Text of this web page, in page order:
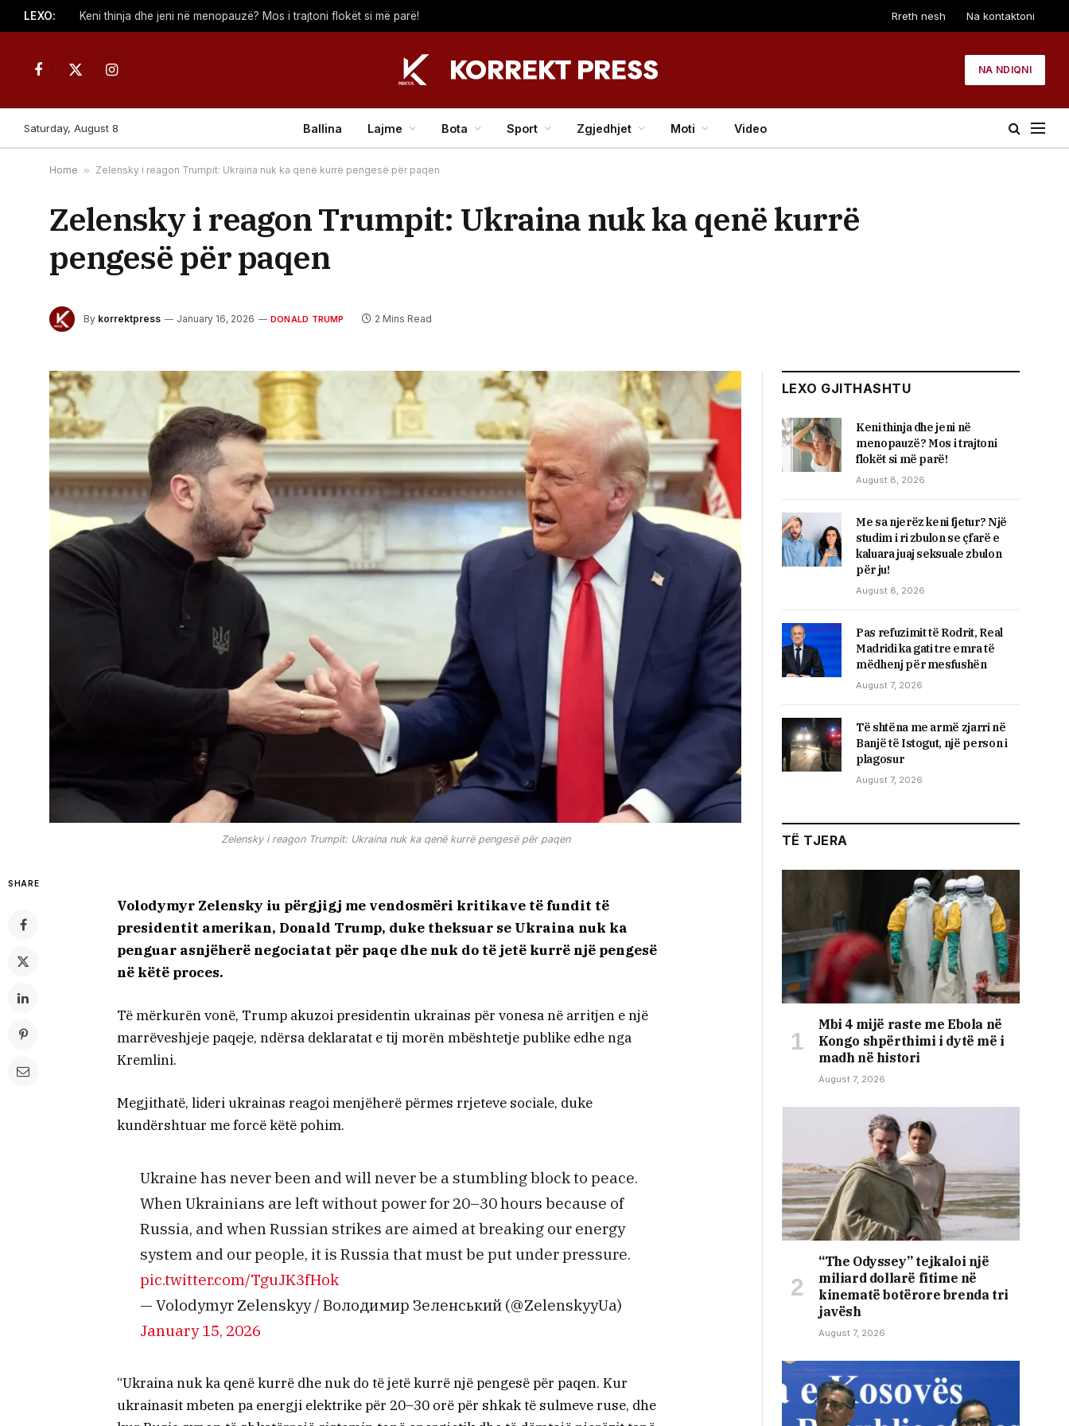
LEXO: Keni thinja dhe jeni në menopauzë? Mos i trajtoni flokët si më parë! Rreth nesh Na kontaktoni
Facebook
X
Instagram
NA NDIQNI
Saturday, August 8 Ballina Lajme Bota Sport Zgjedhjet Moti Video
Home » Zelensky i reagon Trumpit: Ukraina nuk ka qenë kurrë pengesë për paqen
Zelensky i reagon Trumpit: Ukraina nuk ka qenë kurrë
pengesë për paqen
By korrektpress January 16, 2026 DONALD TRUMP 2 Mins Read
Zelensky i reagon Trumpit: Ukraina nuk ka qenë kurrë pengesë për paqen
SHARE
Volodymyr Zelensky iu përgjigj me vendosmëri kritikave të fundit të
presidentit amerikan, Donald Trump, duke theksuar se Ukraina nuk ka
penguar asnjëherë negociatat për paqe dhe nuk do të jetë kurrë një pengesë
në këtë proces.
Të mërkurën vonë, Trump akuzoi presidentin ukrainas për vonesa në arritjen e një
marrëveshjeje paqeje, ndërsa deklaratat e tij morën mbështetje publike edhe nga
Kremlini.
Megjithatë, lideri ukrainas reagoi menjëherë përmes rrjeteve sociale, duke
kundërshtuar me forcë këtë pohim.
Ukraine has never been and will never be a stumbling block to peace.
When Ukrainians are left without power for 20–30 hours because of
Russia, and when Russian strikes are aimed at breaking our energy
system and our people, it is Russia that must be put under pressure.
pic.twitter.com/TguJK3fHok
— Volodymyr Zelenskyy / Володимир Зеленський (@ZelenskyyUa)
January 15, 2026
“Ukraina nuk ka qenë kurrë dhe nuk do të jetë kurrë një pengesë për paqen. Kur
ukrainasit mbeten pa energji elektrike për 20–30 orë për shkak të sulmeve ruse, dhe
LEXO GJITHASHTU
Keni thinja dhe jeni në
menopauzë? Mos i trajtoni
flokët si më parë!
August 8, 2026
Me sa njerëz keni fjetur? Një
studim i ri zbulon se çfarë e
kaluara juaj seksuale zbulon
për ju!
August 8, 2026
Pas refuzimit të Rodrit, Real
Madridi ka gati tre emra të
mëdhenj për mesfushën
August 7, 2026
Të shtëna me armë zjarri në
Banjë të Istogut, një person i
plagosur
August 7, 2026
TË TJERA
Mbi 4 mijë raste me Ebola në
Kongo shpërthimi i dytë më i
madh në histori
August 7, 2026
“The Odyssey” tejkaloi një
miliard dollarë fitime në
kinematë botërore brenda tri
javësh
August 7, 2026